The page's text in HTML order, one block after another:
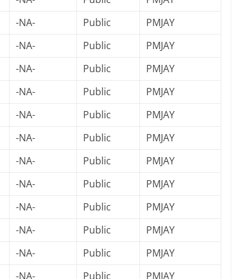
-NA- Public
PMJAY
-NA- Public
PMJAY
-NA- Public
PMJAY
-NA- Public
PMJAY
-NA- Public
PMJAY
-NA- Public
PMJAY
-NA- Public
PMJAY
-NA- Public
PMJAY
-NA- Public
PMJAY
-NA- Public
PMJAY
-NA- Public
PMJAY
-NA- Public PMJAY